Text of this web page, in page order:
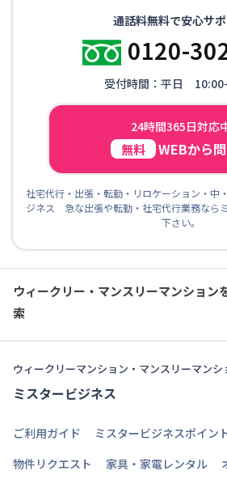
通話料無料で安心サ
0120-
受付時間：平日
24時間365日対応
無料 WEBから
社宅代行・出張・転勤・リロケーション・中
ジネス 急な出張や転勤・社宅代行業務なら
下さい。
ウィークリー・マンスリーマンション
索
ウィークリーマンション・マンスリーマン
ミスタービジネス
ご利用ガイド
ミスタービジネスポイン
物件リクエスト
家具・家電レンタル